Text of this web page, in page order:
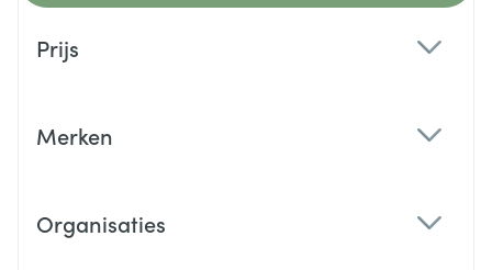
Prijs
Merken
Organisaties